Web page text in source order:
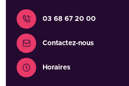
Contact
03 68 67 20 00
Contactez-nous
Horaires